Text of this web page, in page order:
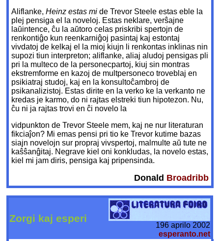
Aliflanke,Heinz estas mide Trevor Steele estas eble la
plej pensiga el la noveloj. Estas neklare, verŝajne
laŭintence, ĉu la aŭtoro celas priskribi spertojn de
renkontiĝo kun reenkarniĝoj pasintaj kaj estontaj
vivdatoj de kelkaj el la mioj kiujn li renkontas inklinas nin
supozi tiun interpreton; aliflanke, aliaj aludoj pensigas pli
pri la multeco de la personecpartoj, kiuj sin montras
ekstremforme en kazoj de multpersoneco troveblaj en
psikiatraj studoj, kaj en la konsultoĉambroj de
psikanalizistoj. Estas dirite en la verko ke la verkanto ne
kredas je karmo, do ni rajtas elstreki tiun hipotezon. Nu,
ĉu ni ja rajtas trovi en ĉi novelo la
vidpunkton de Trevor Steele mem, kaj ne nur literaturan
fikciaĵon? Mi emas pensi pri tio ke Trevor kutime bazas
siajn novelojn sur propraj vivspertoj, malmulte aŭ tute ne
kaŝŝanĝitaj. Negrave kiel oni konkludas, la novelo estas,
kiel mi jam diris, pensiga kaj pripensinda.
Donald Broadribb
Zorgi kaj esperi
196 aprilo 2002
esperanto.net